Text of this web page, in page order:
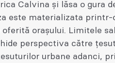
Calvina și lăsa o gura
este materializata printr-
orașului. Limitele
perspectiva către
urbane adanci,